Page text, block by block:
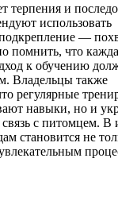
терпения и
использовать
—
помнить, что
к обучению
Владельцы также
регулярные
навыки, но и
с питомцем. В
становится не